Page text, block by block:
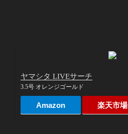
ヤマシタ LIVEサーチ
3.5号 オレンジゴールド
Amazon 楽天市場